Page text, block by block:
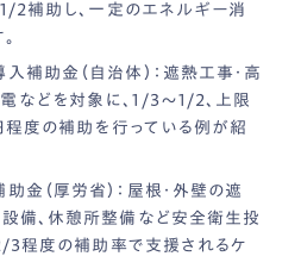
2補助し、一定のエネルギー消
補助金（自治体）： 遮熱工事・高
などを対象に、1/3〜1/2、上限
度の補助を行っている例が紹
金（厚労省）： 屋根・外壁の遮
設備、休憩所整備など安全衛生投
3程度の補助率で支援されるケ